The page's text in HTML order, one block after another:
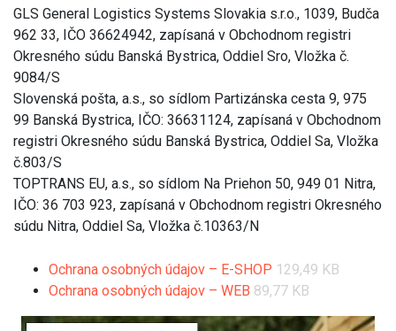
GLS General Logistics Systems Slovakia s.r.o., 1039, Budča
962 33, IČO 36624942, zapísaná v Obchodnom registri
Okresného súdu Banská Bystrica, Oddiel Sro, Vložka č.
9084/S
Slovenská pošta, a.s., so sídlom Partizánska cesta 9, 975
99 Banská Bystrica, IČO: 36631124, zapísaná v Obchodnom
registri Okresného súdu Banská Bystrica, Oddiel Sa, Vložka
č.803/S
TOPTRANS EU, a.s., so sídlom Na Priehon 50, 949 01 Nitra,
IČO: 36 703 923, zapísaná v Obchodnom registri Okresného
súdu Nitra, Oddiel Sa, Vložka č.10363/N
Ochrana osobných údajov – E-SHOP 129,49 KB
Ochrana osobných údajov – WEB 89,77 KB